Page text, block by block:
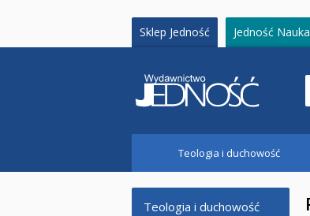
Sklep Jedność Jedność Nauka
Teologia i duchowość
Teologia i duchowość